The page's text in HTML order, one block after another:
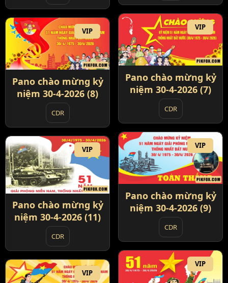
VIP
Pano chào mừng kỷ
niệm 30-4-2026 (7)
CDR
VIP
Pano chào mừng kỷ
niệm 30-4-2026 (8)
CDR
VIP
Pano chào mừng kỷ
niệm 30-4-2026 (9)
CDR
VIP
Pano chào mừng kỷ
niệm 30-4-2026 (11)
CDR
VIP
VIP